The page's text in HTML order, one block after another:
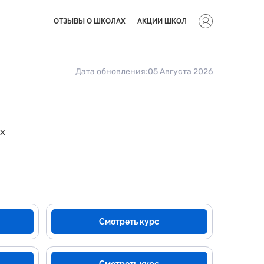
ОТЗЫВЫ О ШКОЛАХ АКЦИИ ШКОЛ
Дата обновления:05 Августа 2026
Смотреть курс